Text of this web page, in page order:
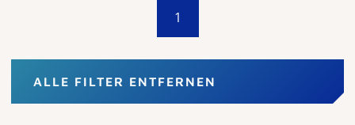
1
ALLE FILTER ENTFERNEN